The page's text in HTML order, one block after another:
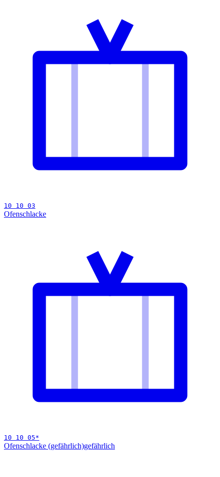
10 10 03
Ofenschlacke
10 10 05*
Ofenschlacke (gefährlich)gefährlich